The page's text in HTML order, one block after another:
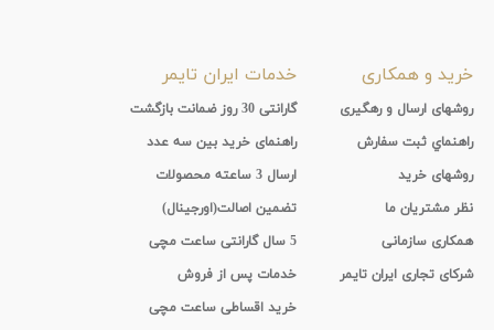
خرید و همکاری
روشهای ارسال و رهگیری
راهنماي ثبت سفارش
روشهای خرید
نظر مشتریان ما
همکاری سازمانی
شرکای تجاری ایران تایمر
خدمات ایران تایمر
گارانتی 30 روز ضمانت بازگشت
راهنمای خرید بین سه عدد
ارسال 3 ساعته محصولات
تضمین اصالت(اورجینال)
5 سال گارانتی ساعت مچی
خدمات پس از فروش
خرید اقساطی ساعت مچی